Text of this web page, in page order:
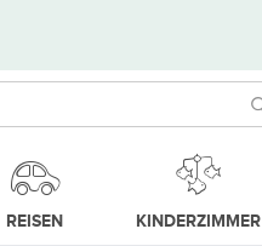
REISEN KINDERZIMMER